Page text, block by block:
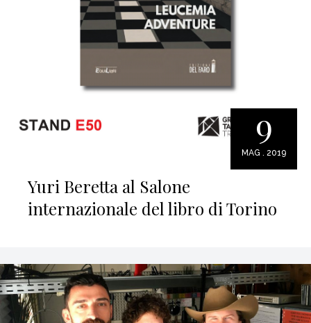
9
MAG . 2019
Yuri Beretta al Salone
internazionale del libro di Torino